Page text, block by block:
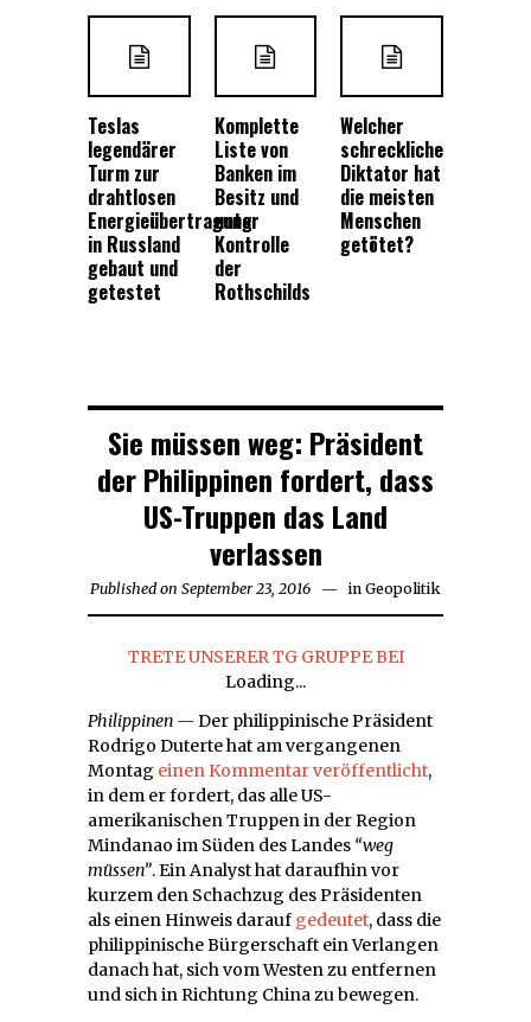
Teslas
legendärer
Turm zur
drahtlosen
Energieübertragung
in Russland
gebaut und
getestet
Komplette
Liste von
Banken im
Besitz und
unter
Kontrolle
der
Rothschilds
Welcher
schreckliche
Diktator hat
die meisten
Menschen
getötet?
Sie müssen weg: Präsident
der Philippinen fordert, dass
US-Truppen das Land
verlassen
Published on September 23, 2016 September
23,
in Geopolitik
TRETE UNSERER TG GRUPPE BEI
Loading...
Philippinen — Der philippinische Präsident
Rodrigo Duterte hat am vergangenen
Montag einen Kommentar veröffentlicht,
in dem er fordert, das alle US-
amerikanischen Truppen in der Region
Mindanao im Süden des Landes “weg
müssen”. Ein Analyst hat daraufhin vor
kurzem den Schachzug des Präsidenten
als einen Hinweis darauf gedeutet, dass die
philippinische Bürgerschaft ein Verlangen
danach hat, sich vom Westen zu entfernen
und sich in Richtung China zu bewegen.